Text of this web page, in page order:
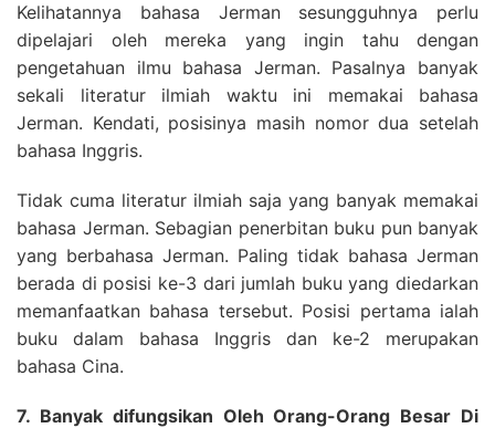
Kelihatannya bahasa Jerman sesungguhnya perlu
dipelajari oleh mereka yang ingin tahu dengan
pengetahuan ilmu bahasa Jerman. Pasalnya banyak
sekali literatur ilmiah waktu ini memakai bahasa
Jerman. Kendati, posisinya masih nomor dua setelah
bahasa Inggris.
Tidak cuma literatur ilmiah saja yang banyak memakai
bahasa Jerman. Sebagian penerbitan buku pun banyak
yang berbahasa Jerman. Paling tidak bahasa Jerman
berada di posisi ke-3 dari jumlah buku yang diedarkan
memanfaatkan bahasa tersebut. Posisi pertama ialah
buku dalam bahasa Inggris dan ke-2 merupakan
bahasa Cina.
7. Banyak difungsikan Oleh Orang-Orang Besar Di